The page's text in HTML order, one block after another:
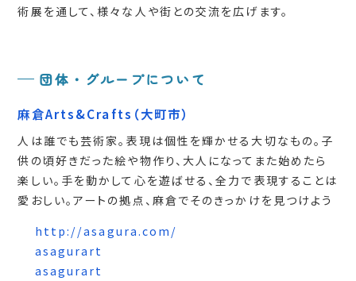
術展を通して、様々な人や街との交流を広げます。
団体・グループについて
麻倉Arts&Crafts （大町市）
人は誰でも芸術家。表現は個性を輝かせる大切なもの。子
供の頃好きだった絵や物作り、大人になってまた始めたら
楽しい。手を動かして心を遊ばせる、全力で表現することは
愛おしい。アートの拠点、麻倉でそのきっかけを見つけよう
http://asagura.com/
asagurart
asagurart